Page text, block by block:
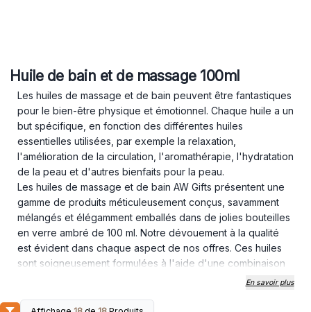
Huile de bain et de massage 100ml
Les huiles de massage et de bain peuvent être fantastiques
pour le bien-être physique et émotionnel. Chaque huile a un
but spécifique, en fonction des différentes huiles
essentielles utilisées, par exemple la relaxation,
l'amélioration de la circulation, l'aromathérapie, l'hydratation
de la peau et d'autres bienfaits pour la peau.
Les huiles de massage et de bain AW Gifts présentent une
gamme de produits méticuleusement conçus, savamment
mélangés et élégamment emballés dans de jolies bouteilles
en verre ambré de 100 ml. Notre dévouement à la qualité
est évident dans chaque aspect de nos offres. Ces huiles
sont soigneusement formulées à l'aide d'une combinaison
harmonieuse de diverses huiles essentielles diluées dans
luxueuse et indulgente pour vos clients. Lors de l'utilisation
En savoir plus